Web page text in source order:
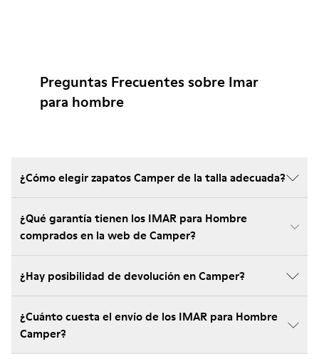
Preguntas Frecuentes sobre Imar
para hombre
¿Cómo elegir zapatos Camper de la talla adecuada?
¿Qué garantía tienen los IMAR para Hombre
comprados en la web de Camper?
¿Hay posibilidad de devolución en Camper?
¿Cuánto cuesta el envío de los IMAR para Hombre
Camper?